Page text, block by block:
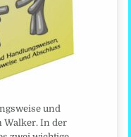
und
Walker. In der